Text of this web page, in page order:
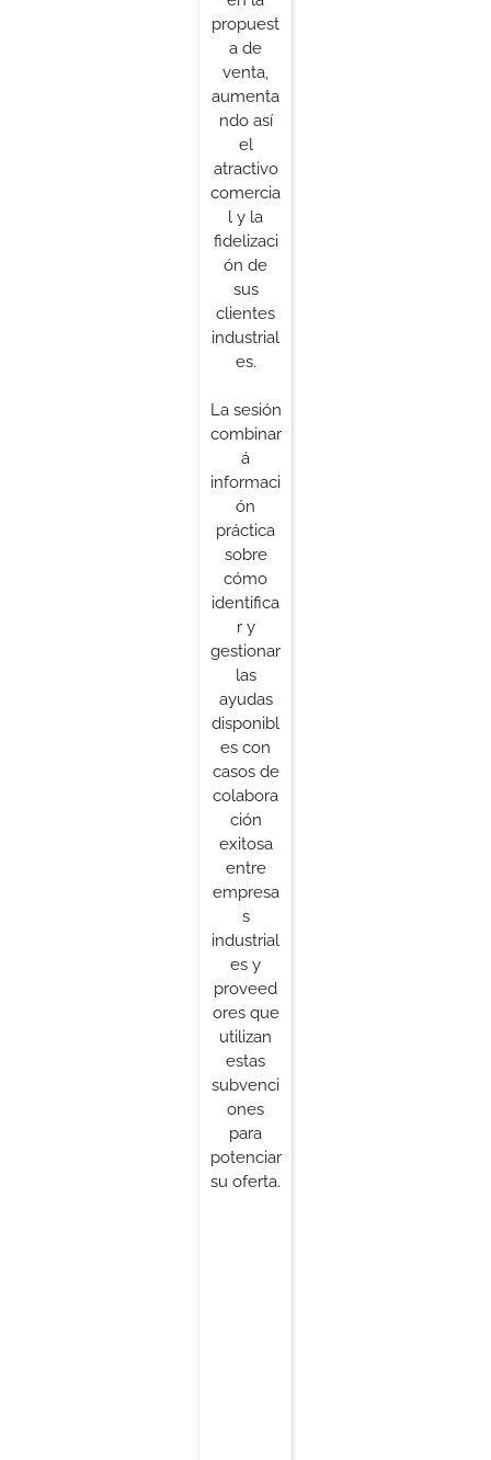
propuest
a de
venta,
aumenta
ndo así
el
atractivo
comercia
l y la
fidelizaci
ón de
sus
clientes
industrial
es.
La sesión
combinar
á
informaci
ón
práctica
sobre
cómo
identifica
r y
gestionar
las
ayudas
disponibl
es con
casos de
colabora
ción
exitosa
entre
empresa
s
industrial
es y
proveed
ores que
utilizan
estas
subvenci
ones
para
potenciar
su oferta.